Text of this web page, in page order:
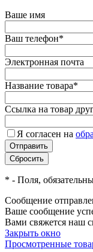
Ваше имя
Ваш телефон*
Электронная почта
Название товара*
Ссылка на товар
Я согласен на
* - Поля,
Сообщение
Ваше сообщение
Вами свяжется наш
Закрыть окно
Просмотренные